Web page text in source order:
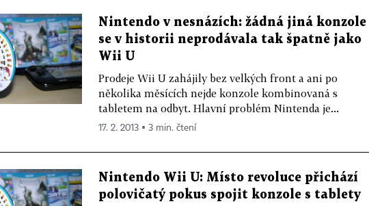
Nintendo v nesnázích: žádná jiná konzole
se v historii neprodávala tak špatně jako
Wii U
Prodeje Wii U zahájily bez velkých front a ani po
několika měsících nejde konzole kombinovaná s
tabletem na odbyt. Hlavní problém Nintenda je...
17. 2. 2013 ▪ 3 min. čtení
Nintendo Wii U: Místo revoluce přichází
polovičatý pokus spojit konzole s tablety